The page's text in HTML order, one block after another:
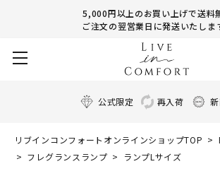
5,000円以上のお買い上げで送料
ご注文の翌営業日に発送いたしま
公式限定 再入荷
リブインコンフォートオンラインショップTOP
フレグランスランプ
ランプLサイズ